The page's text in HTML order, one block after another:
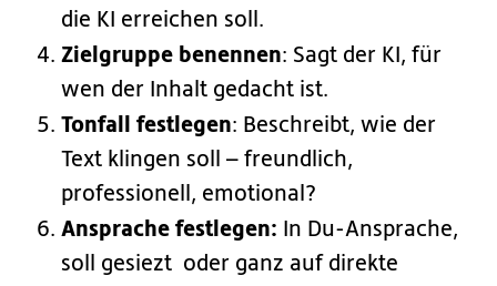
die KI erreichen soll.
Zielgruppe benennen: Sagt der KI, für
wen der Inhalt gedacht ist.
Tonfall festlegen: Beschreibt, wie der
Text klingen soll – freundlich,
professionell, emotional?
Ansprache festlegen: In Du-Ansprache,
soll gesiezt oder ganz auf direkte